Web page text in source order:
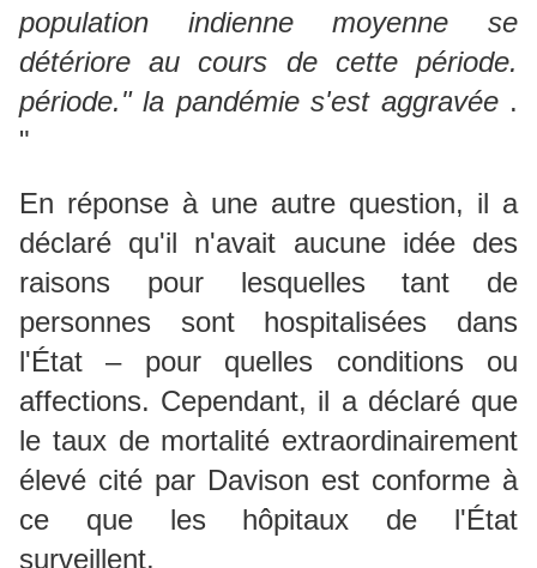
population indienne moyenne se
détériore au cours de cette période.
période." la pandémie s'est aggravée.
"
En réponse à une autre question, il a
déclaré qu'il n'avait aucune idée des
raisons pour lesquelles tant de
personnes sont hospitalisées dans
l'État – pour quelles conditions ou
affections. Cependant, il a déclaré que
le taux de mortalité extraordinairement
élevé cité par Davison est conforme à
ce que les hôpitaux de l'État
surveillent.